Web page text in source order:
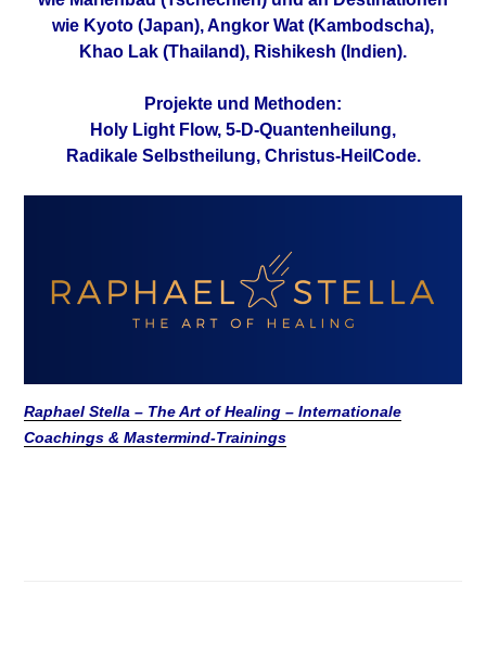
wie Kyoto (Japan),Angkor Wat (Kambodscha),
Khao Lak (Thailand), Rishikesh (Indien).
Projekte und Methoden:
Holy Light Flow, 5-D-Quantenheilung,
Radikale Selbstheilung, Christus-HeilCode.
Raphael Stella – The Art of Healing – Internationale
Coachings & Mastermind-Trainings